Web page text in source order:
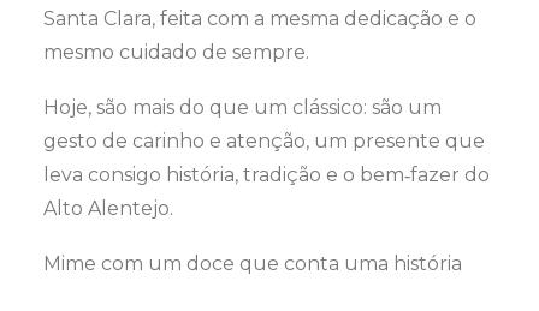
Santa Clara, feita com a mesma dedicação e o
mesmo cuidado de sempre.
Hoje, são mais do que um clássico: são um
gesto de carinho e atenção, um presente que
leva consigo história, tradição e o bem‑fazer do
Alto Alentejo.
Mime com um doce que conta uma história